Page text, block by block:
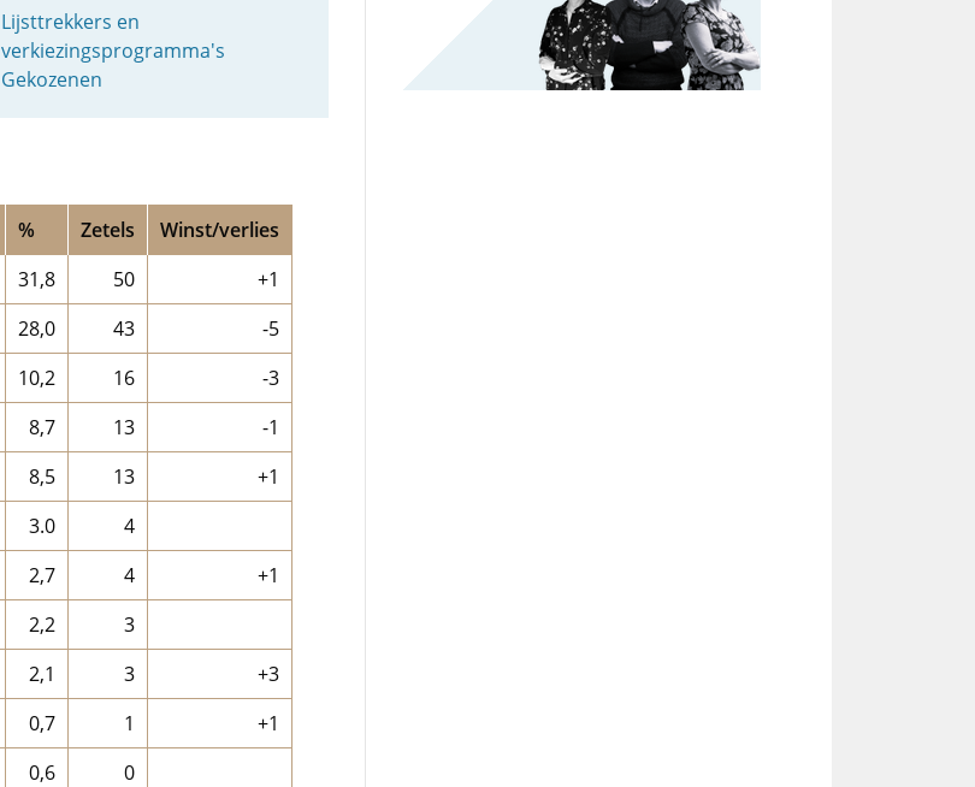
Lijsttrekkers en
verkiezingsprogramma's
Gekozenen
% Zetels
Winst/verlies
31,8 50
+1
28,0 43
-5
10,2 16
-3
8,7 13
-1
8,5 13
+1
3.0
4
2,7 4
+1
2,2
3
2,1 3
+3
0,7 1
+1
0,6
0